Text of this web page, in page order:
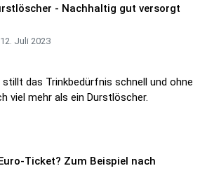
- Nachhaltig gut versorgt
12. Juli 2023
stillt das Trinkbedürfnis schnell und ohne
viel mehr als ein Durstlöscher.
Ticket? Zum Beispiel nach